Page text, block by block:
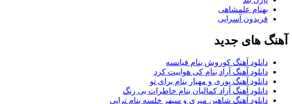
بهنام علمشاهی
فریدون آسرایی
آهنگ های جدید
دانلود آهنگ کوروش بنام فیانسه
دانلود آهنگ آراد بنام کی هواییت کرد
دانلود آهنگ پوری و مهیار بنام برای تو
دانلود آهنگ آزاد کمالیان بنام خاطرات بی رنگ
دانلود آهنگ شاهین میری و سپهر خلسه بنام تراپی